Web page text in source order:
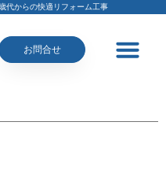
代からの快適リフォーム工事
お問合せ